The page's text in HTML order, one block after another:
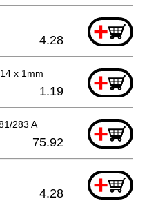
+
4.28
x 1mm +
1.19
283 A +
75.92
+
4.28